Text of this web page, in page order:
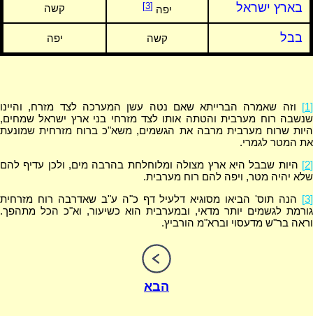
בארץ ישראל יפה [3] קשה
בבל קשה יפה
[1]
וזה שאמרה הברייתא שאם נטה עשן המערכה לצד מזרח, והיינו
שנשבה רוח מערבית והטתה אותו לצד מזרחי בני ארץ ישראל שמחים,
היות שרוח מערבית מרבה את הגשמים, משא"כ ברוח מזרחית שמונעת
את המטר לגמרי.
[2]
היות שבבל היא ארץ מצולה ומלוחלחת בהרבה מים, ולכן עדיף להם
שלא יהיה מטר, ויפה להם רוח מערבית.
[3]
הנה תוס' הביאו מסוגיא דלעיל דף כ"ה ע"ב שאדרבה רוח מזרחית
גורמת לגשמים יותר מדאי, ובמערבית הוא כשיעור, וא"כ הכל מתהפך.
וראה בר"ש מדעסוי וברא"מ הורביץ.
הבא